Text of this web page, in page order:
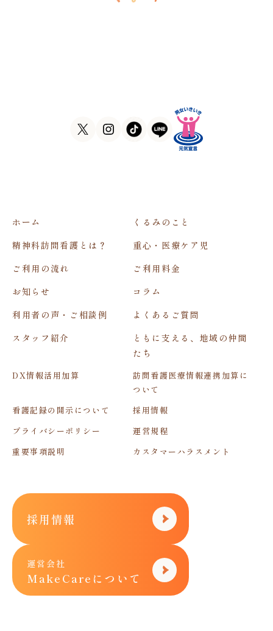
ホーム
くるみのこと
精神科訪問看護とは？
重心・医療ケア児
ご利用の流れ
ご利用料金
お知らせ
コラム
利用者の声・ご相談例
よくあるご質問
スタッフ紹介
ともに支える、地域の仲間
たち
DX情報活用加算
訪問看護医療情報連携加算に
ついて
看護記録の開示について
採用情報
プライバシーポリシー
運営規程
重要事項説明
カスタマーハラスメント
採用情報
運営会社
MakeCareについて